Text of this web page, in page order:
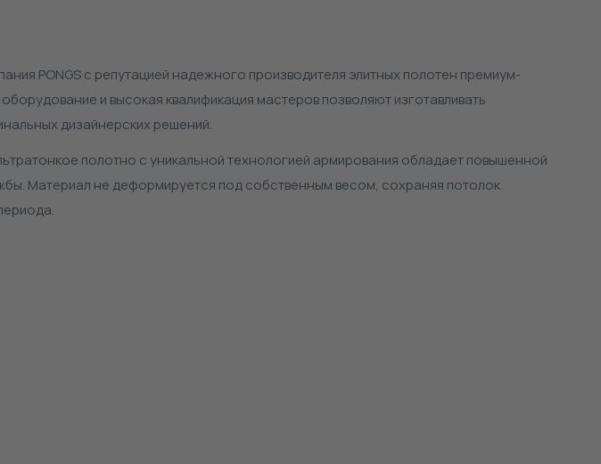
PONGS с репутацией надежного производителя элитных полотен премиум-
и высокая квалификация мастеров позволяют изготавливать
дизайнерских решений.
полотно с уникальной технологией армирования обладает повышенной
Материал не деформируется под собственным весом, сохраняя потолок